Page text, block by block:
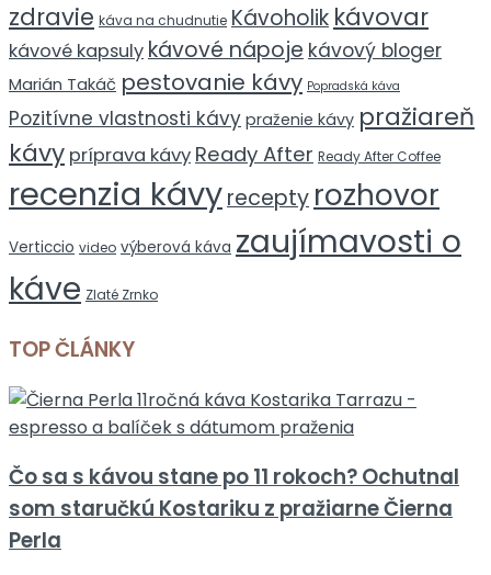
zdravie káva na chudnutie Kávoholik kávovar
kávové kapsuly kávové nápoje kávový bloger
Marián Takáč pestovanie kávy Popradská káva
Pozitívne vlastnosti kávy praženie kávy pražiareň
kávy príprava kávy Ready After Ready After Coffee
recenzia kávyrecepty rozhovor
Verticcio video výberová káva zaujímavosti o
káve Zlaté Zrnko
TOP ČLÁNKY
Čo sa s kávou stane po 11 rokoch? Ochutnal
som staručkú Kostariku z pražiarne Čierna
Perla